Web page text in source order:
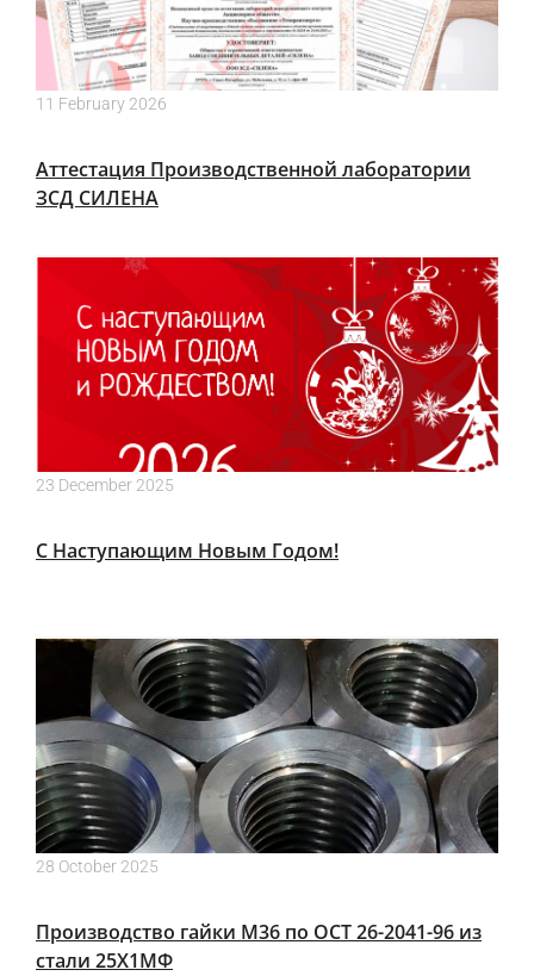
11 February 2026
Аттестация Производственной лаборатории
ЗСД СИЛЕНА
23 December 2025
С Наступающим Новым Годом!
28 October 2025
Производство гайки М36 по ОСТ 26-2041-96 из
стали 25Х1МФ